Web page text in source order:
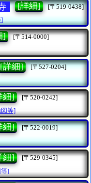
[詳細]
[〒519-0438]
]
]
[〒514-0000]
[詳細]
[〒527-0204]
細]
[〒520-0242]
図等]
細]
[〒522-0019]
細]
[〒529-0345]
等]